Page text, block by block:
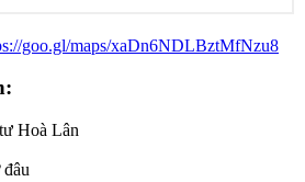
goo.gl/maps/xaDn6NDLBztMfNzu8
Hoà Lân